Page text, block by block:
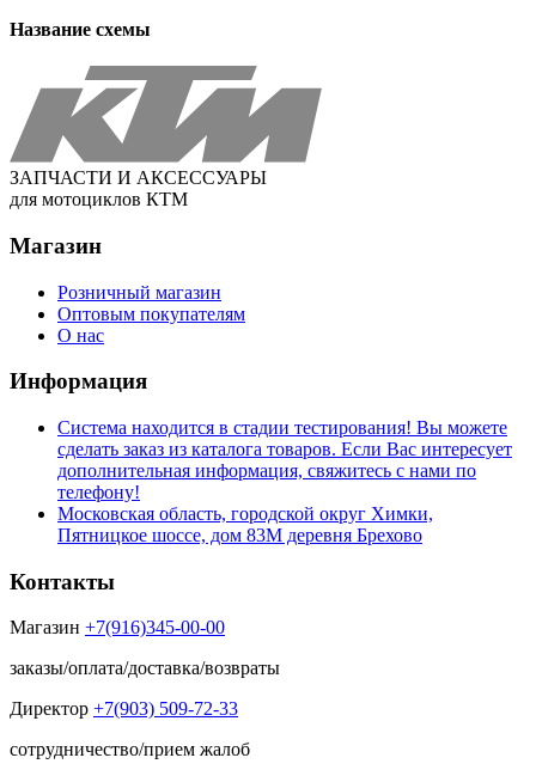
Название схемы
ЗАПЧАСТИ И АКСЕССУАРЫ
для мотоциклов КТМ
Магазин
Розничный магазин
Оптовым покупателям
О нас
Информация
Система находится в стадии тестирования! Вы можете
сделать заказ из каталога товаров. Если Вас интересует
дополнительная информация, свяжитесь с нами по
телефону!
Московская область, городской округ Химки,
Пятницкое шоссе, дом 83М деревня Брехово
Контакты
Магазин +7(916)345-00-00
заказы/оплата/доставка/возвраты
Директор +7(903) 509-72-33
сотрудничество/прием жалоб